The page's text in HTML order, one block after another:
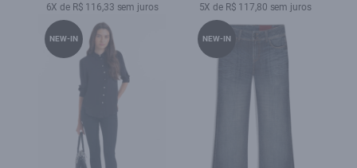
6X de R$ 116,33 sem juros 5X de R$ 117,80 sem juros
NEW-IN NEW-IN